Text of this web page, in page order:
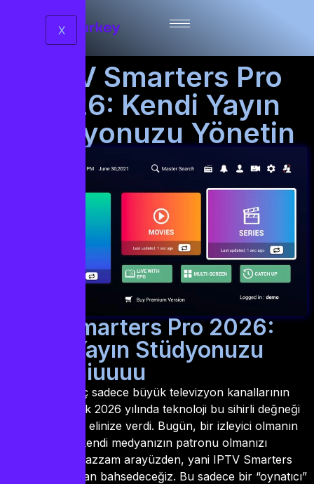
X
IPTV Smarters Pro
2026: Kendi Yayın
Stüdyonuzu Yönetin
IPTV Smarters Pro 2026:
Kendi Yayın Stüdyonuzu
Yönetiniuuuu
Eskiden bu güç sadece büyük televizyon kanallarının
elindeydi; ancak 2026 yılında teknoloji bu sihirli değneği
doğrudan sizin elinize verdi. Bugün, bir izleyici olmanın
ötesine geçip kendi medyanızın patronu olmanızı
sağlayan o muazzam arayüzden, yani IPTV Smarters
Pro yazılımından bahsedeceğiz. Bu sadece bir “oynatıcı”